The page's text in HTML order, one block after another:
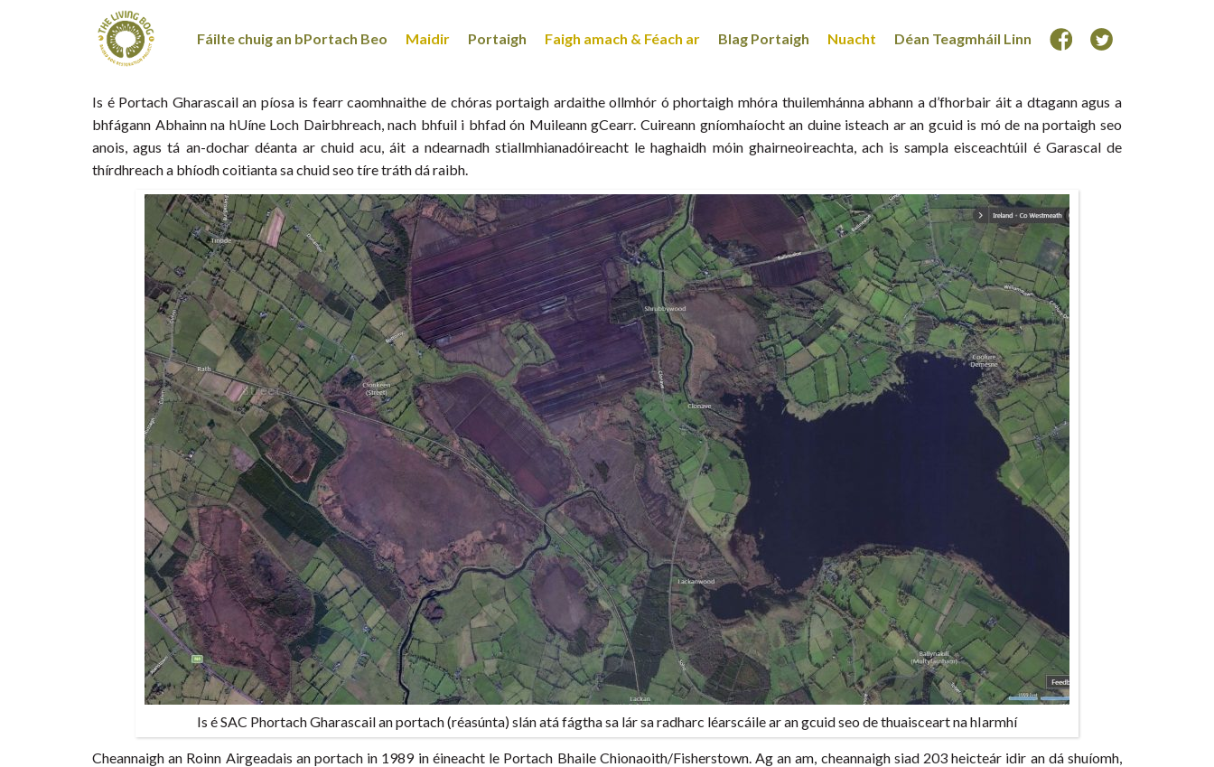
Fáilte chuig an bPortach Beo Maidir Portaigh Faigh amach & Féach ar Blag Portaigh Nuacht Déan Teagmháil Linn
Is é Portach Gharascail an píosa is fearr caomhnaithe de chóras portaigh ardaithe ollmhór ó phortaigh mhóra thuilemhánna abhann a d’fhorbair áit a dtagann agus a
bhfágann Abhainn na hUíne Loch Dairbhreach, nach bhfuil i bhfad ón Muileann gCearr. Cuireann gníomhaíocht an duine isteach ar an gcuid is mó de na portaigh seo
anois, agus tá an-dochar déanta ar chuid acu, áit a ndearnadh stiallmhianadóireacht le haghaidh móin ghairneoireachta, ach is sampla eisceachtúil é Garascal de
thírdhreach a bhíodh coitianta sa chuid seo tíre tráth dá raibh.
Is é SAC Phortach Gharascail an portach (réasúnta) slán atá fágtha sa lár sa radharc léarscáile ar an gcuid seo de thuaisceart na hIarmhí
Cheannaigh an Roinn Airgeadais an portach in 1989 in éineacht le Portach Bhaile Chionaoith/Fisherstown. Ag an am, cheannaigh siad 203 heicteár idir an dá shuíomh,